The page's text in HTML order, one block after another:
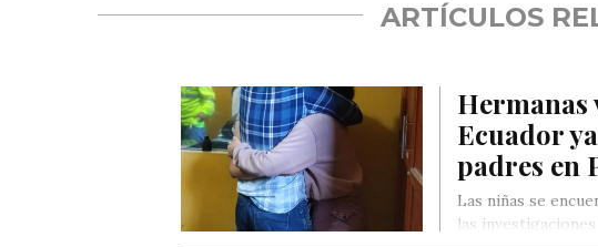
ARTÍCULOS
Hermanas
Ecuador
padres en
Las niñas se
las